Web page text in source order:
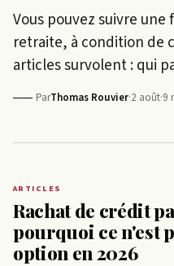
Vous pouvez suivre
retraite, à condition de
articles survolent : qui
ParThomas Rouvier·2 août·9
ARTICLES
Rachat de crédit
pourquoi ce n'est
option en 2026